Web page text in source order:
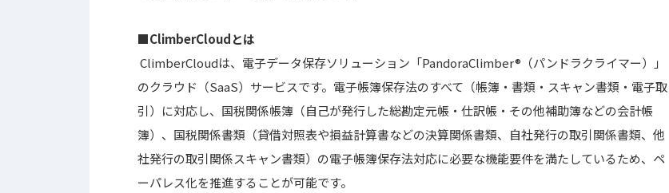
■ClimberCloudとは
ClimberCloudは、電子データ保存ソリューション「PandoraClimber®（パンドラクライマー）」
のクラウド（SaaS）サービスです。電子帳簿保存法のすべて（帳簿・書類・スキャン書類・電子取
引）に対応し、国税関係帳簿（自己が発行した総勘定元帳・仕訳帳・その他補助簿などの会計帳
簿）、国税関係書類（貸借対照表や損益計算書などの決算関係書類、自社発行の取引関係書類、他
社発行の取引関係スキャン書類）の電子帳簿保存法対応に必要な機能要件を満たしているため、ペ
ーパレス化を推進することが可能です。